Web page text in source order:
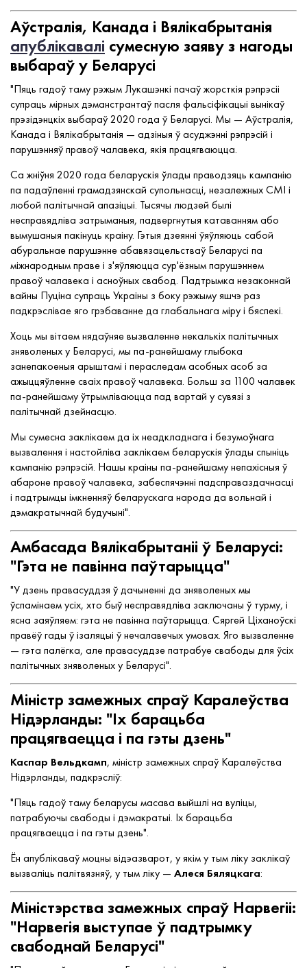
Аўстралія, Канада і Вялікабрытанія
апублікавалі сумесную заяву з нагоды
выбараў у Беларусі
"Пяць гадоў таму рэжым Лукашэнкі пачаў жорсткія рэпрэсіі
супраць мірных дэманстрантаў пасля фальсіфікацыі вынікаў
прэзідэнцкіх выбараў 2020 года ў Беларусі. Мы — Аўстралія,
Канада і Вялікабрытанія — адзіныя ў асуджэнні рэпрэсій і
парушэнняў правоў чалавека, якія працягваюцца.
Са жніўня 2020 года беларускія ўлады праводзяць кампанію
па падаўленні грамадзянскай супольнасці, незалежных СМІ і
любой палітычнай апазіцыі. Тысячы людзей былі
несправядліва затрыманыя, падвергнутыя катаванням або
вымушаныя пакінуць краіну. Гэтыя дзеянні ўяўляюць сабой
абуральнае парушэнне абавязацельстваў Беларусі па
міжнародным праве і з'яўляюцца сур'ёзным парушэннем
правоў чалавека і асноўных свабод. Падтрымка незаконнай
вайны Пуціна супраць Украіны з боку рэжыму яшчэ раз
падкрэслівае яго грэбаванне да глабальнага міру і бяспекі.
Хоць мы вітаем нядаўняе вызваленне некалькіх палітычных
зняволеных у Беларусі, мы па-ранейшаму глыбока
занепакоеныя арыштамі і пераследам асобных асоб за
ажыццяўленне сваіх правоў чалавека. Больш за 1100 чалавек
па-ранейшаму ўтрымліваюцца пад вартай у сувязі з
палітычнай дзейнасцю.
Мы сумесна заклікаем да іх неадкладнага і безумоўнага
вызвалення і настойліва заклікаем беларускія ўлады спыніць
кампанію рэпрэсій. Нашы краіны па-ранейшаму непахісныя ў
абароне правоў чалавека, забеспячэнні падсправаздачнасці
і падтрымцы імкненняў беларускага народа да вольнай і
дэмакратычнай будучыні".
Амбасада Вялікабрытаніі ў Беларусі:
"Гэта не павінна паўтарыцца"
"У дзень правасуддзя ў дачыненні да зняволеных мы
ўспамінаем усіх, хто быў несправядліва заключаны ў турму, і
ясна заяўляем: гэта не павінна паўтарыцца. Сяргей Ціханоўскі
правёў гады ў ізаляцыі ў нечалавечых умовах. Яго вызваленне
— гэта палёгка, але правасуддзе патрабуе свабоды для ўсіх
палітычных зняволеных у Беларусі".
Міністр замежных спраў Каралеўства
Нідэрланды: "Іх барацьба
працягваецца і па гэты дзень"
Каспар Вельдкамп, міністр замежных спраў Каралеўства
Нідэрланды, падкрэсліў:
"Пяць гадоў таму беларусы масава выйшлі на вуліцы,
патрабуючы свабоды і дэмакратыі. Іх барацьба
працягваецца і па гэты дзень".
Ён апублікаваў моцны відэазварот, у якім у тым ліку заклікаў
вызваліць палітвязняў, у тым ліку — Алеся Бяляцкага:
Міністэрства замежных спраў Нарвегіі:
"Нарвегія выступае ў падтрымку
свабоднай Беларусі"